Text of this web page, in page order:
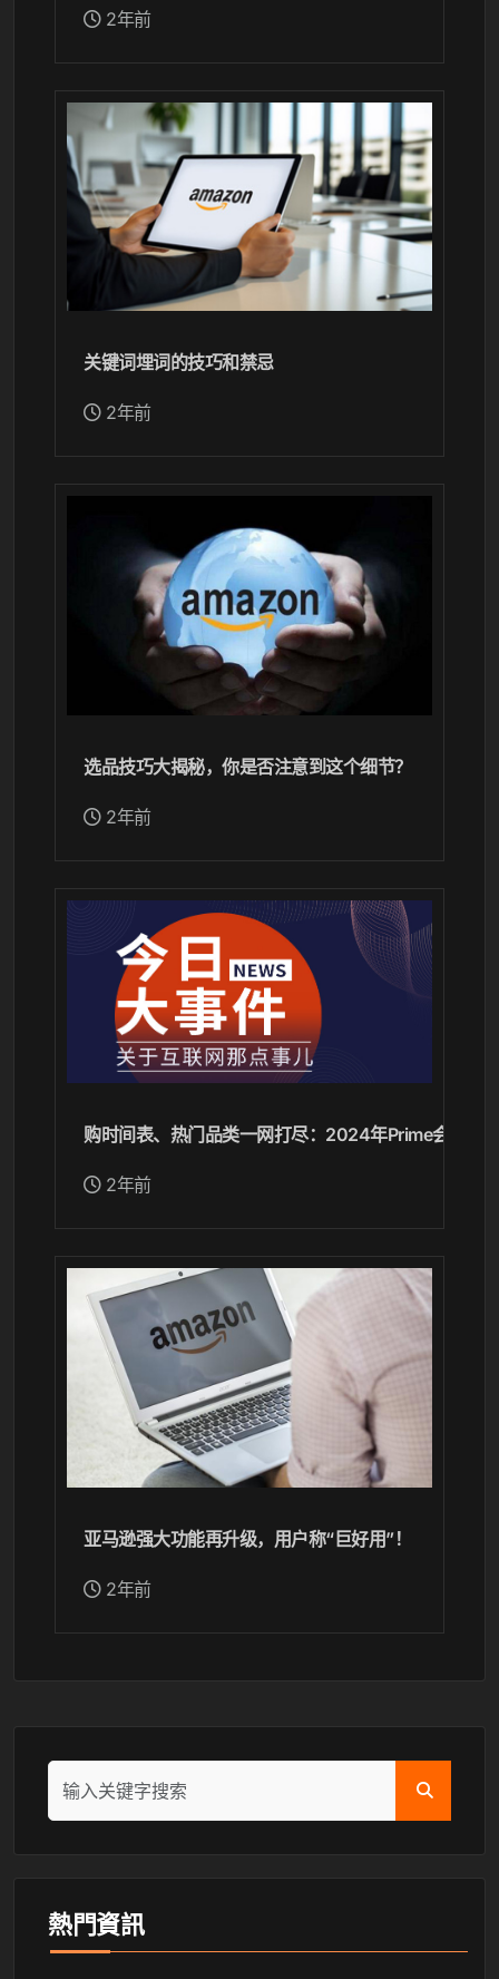
2年前
关键词埋词的技巧和禁忌
2年前
选品技巧大揭秘，你是否注意到这个细节？
2年前
购时间表、热门品类一网打尽：2024年Prime会员日
2年前
亚马逊强大功能再升级，用户称“巨好用”！
2年前
熱門資訊